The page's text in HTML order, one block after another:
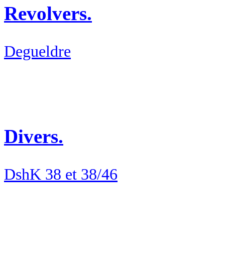
Revolvers.
Degueldre
Divers.
DshK 38 et 38/46